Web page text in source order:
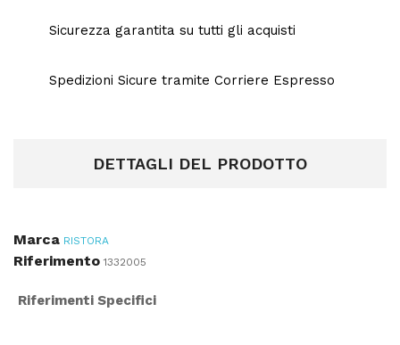
Sicurezza garantita su tutti gli acquisti
Spedizioni Sicure tramite Corriere Espresso
DETTAGLI DEL PRODOTTO
Marca RISTORA
Riferimento 1332005
Riferimenti Specifici